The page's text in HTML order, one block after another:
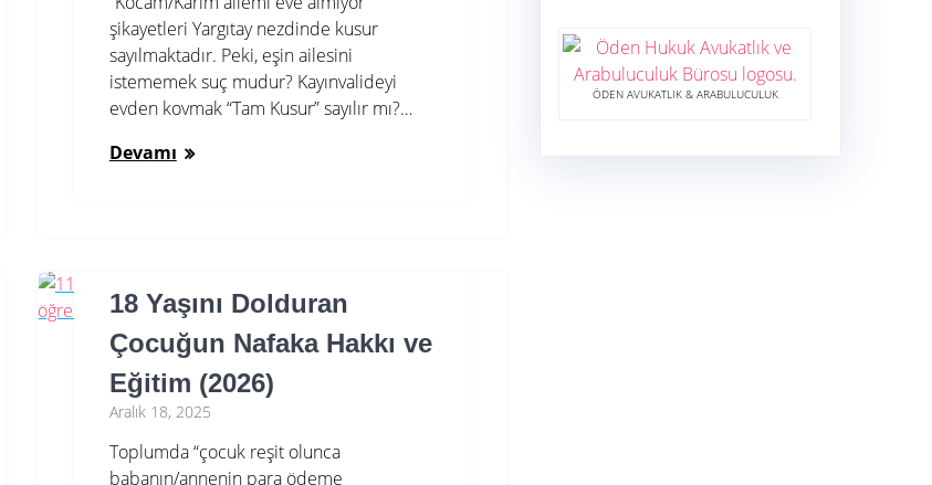
şikayetleri Yargıtay nezdinde kusur
sayılmaktadır. Peki, eşin ailesini
istememek suç mudur? Kayınvalideyi
evden kovmak “Tam Kusur” sayılır mı?…
Devamı
18 Yaşını Dolduran
Çocuğun Nafaka Hakkı ve
Eğitim (2026)
Aralık 18, 2025
Toplumda “çocuk reşit olunca
babanın/annenin para ödeme
ÖDEN AVUKATLIK & ARABULUCULUK